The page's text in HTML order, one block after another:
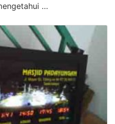
…